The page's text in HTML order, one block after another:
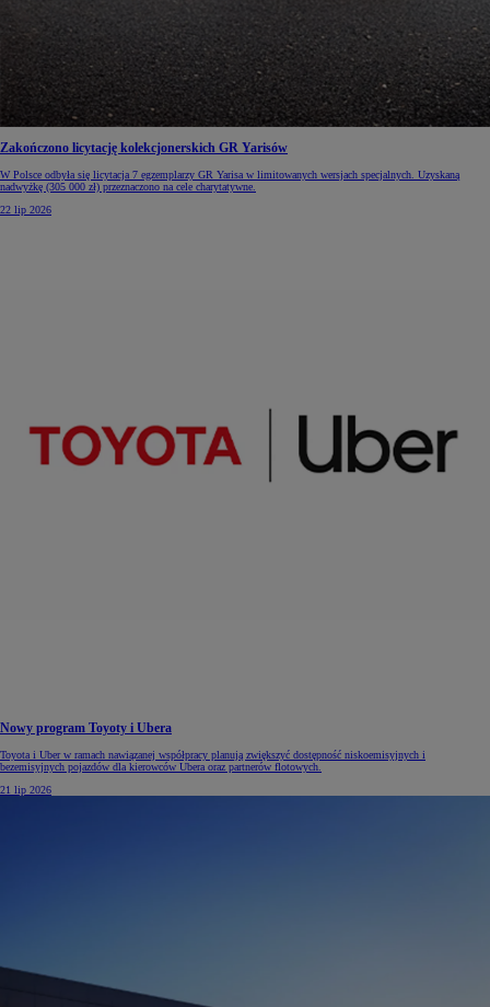
Zakończono licytację kolekcjonerskich GR Yarisów
W Polsce odbyła się licytacja 7 egzemplarzy GR Yarisa w limitowanych wersjach specjalnych. Uzyskaną
nadwyżkę (305 000 zł) przeznaczono na cele charytatywne.
22 lip 2026
Nowy program Toyoty i Ubera
Toyota i Uber w ramach nawiązanej współpracy planują zwiększyć dostępność niskoemisyjnych i
bezemisyjnych pojazdów dla kierowców Ubera oraz partnerów flotowych.
21 lip 2026